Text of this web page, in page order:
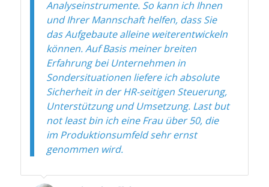
Analyseinstrumente. So kann ich Ihnen
und Ihrer Mannschaft helfen, dass Sie
das Aufgebaute alleine weiterentwickeln
können. Auf Basis meiner breiten
Erfahrung bei Unternehmen in
Sondersituationen liefere ich absolute
Sicherheit in der HR-seitigen Steuerung,
Unterstützung und Umsetzung. Last but
not least bin ich eine Frau über 50, die
im Produktionsumfeld sehr ernst
genommen wird.